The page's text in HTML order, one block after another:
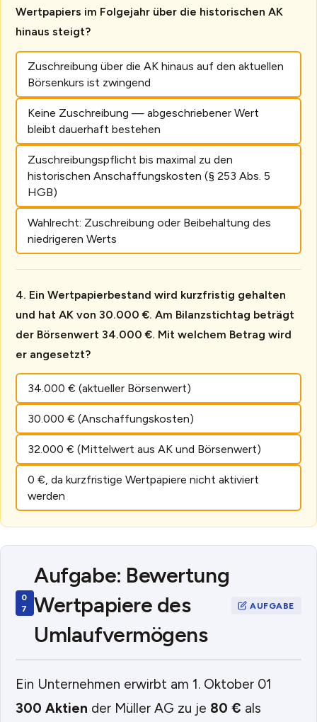
Wertpapiers im Folgejahr über die historischen AK
hinaus steigt?
Zuschreibung über die AK hinaus auf den aktuellen
Börsenkurs ist zwingend
Keine Zuschreibung — abgeschriebener Wert
bleibt dauerhaft bestehen
Zuschreibungspflicht bis maximal zu den
historischen Anschaffungskosten (§ 253 Abs. 5
HGB)
Wahlrecht: Zuschreibung oder Beibehaltung des
niedrigeren Werts
Ein Wertpapierbestand wird kurzfristig gehalten
und hat AK von 30.000 €. Am Bilanzstichtag beträgt
der Börsenwert 34.000 €. Mit welchem Betrag wird
er angesetzt?
34.000 € (aktueller Börsenwert)
30.000 € (Anschaffungskosten)
32.000 € (Mittelwert aus AK und Börsenwert)
0 €, da kurzfristige Wertpapiere nicht aktiviert
werden
Aufgabe: Bewertung
Wertpapiere des
Umlaufvermögens
Ein Unternehmen erwirbt am 1. Oktober 01
300 Aktien der Müller AG zu je 80 € als